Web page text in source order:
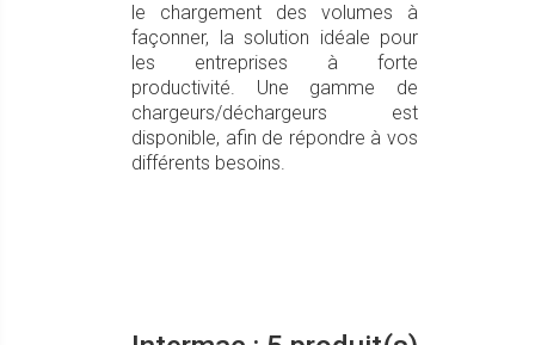
le chargement des volumes à
façonner, la solution idéale pour
les entreprises à forte
productivité. Une gamme de
chargeurs/déchargeurs est
disponible, afin de répondre à vos
différents besoins.